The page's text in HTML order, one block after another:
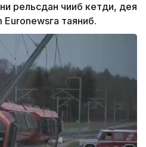
рельсдан чиқиб кетди, дея
таяниб.